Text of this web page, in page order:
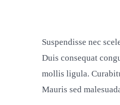
Suspendisse nec
Duis consequat
mollis ligula.
Mauris sed